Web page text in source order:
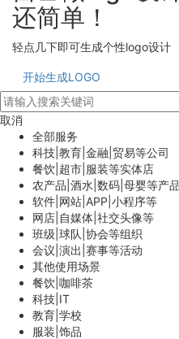
还简单！
轻点几下即可生成个性logo设计
开始生成LOGO
取消
全部服务
科技|教育|金融|贸易等公司
餐饮|超市|服装等实体店
农产品|酒水|数码|母婴等产品
软件|网站|APP|小程序等
网店|自媒体|社交头像等
班级|球队|协会等组织
会议|演出|赛事等活动
其他使用场景
餐饮|咖啡茶
科技|IT
教育|学校
服装|饰品